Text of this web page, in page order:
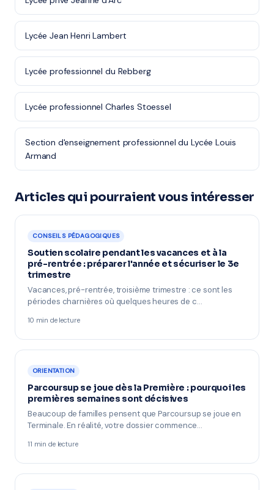
Lycée Jean Henri Lambert
Lycée professionnel du Rebberg
Lycée professionnel Charles Stoessel
Section d'enseignement professionnel du Lycée Louis
Armand
Articles qui pourraient vous intéresser
CONSEILS PÉDAGOGIQUES
Soutien scolaire pendant les vacances et à la
pré-rentrée : préparer l'année et sécuriser le 3e
trimestre
Vacances, pré-rentrée, troisième trimestre : ce sont les
périodes charnières où quelques heures de c…
10 min de lecture
ORIENTATION
Parcoursup se joue dès la Première : pourquoi les
premières semaines sont décisives
Beaucoup de familles pensent que Parcoursup se joue en
Terminale. En réalité, votre dossier commence…
11 min de lecture